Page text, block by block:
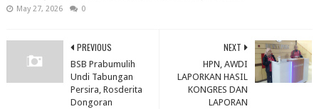
May 27, 2026 0
NEXT
HPN, AWDI
LAPORKAN HASIL
KONGRES DAN
LAPORAN
PREVIOUS
BSB Prabumulih
Undi Tabungan
Persira, Rosderita
Dongoran